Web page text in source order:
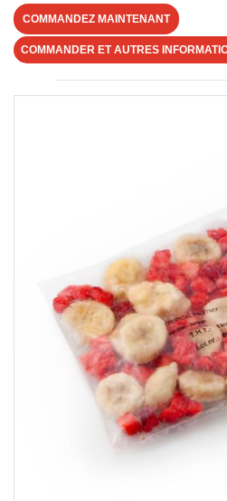
COMMANDEZ MAINTENANT
COMMANDER ET AUTRES